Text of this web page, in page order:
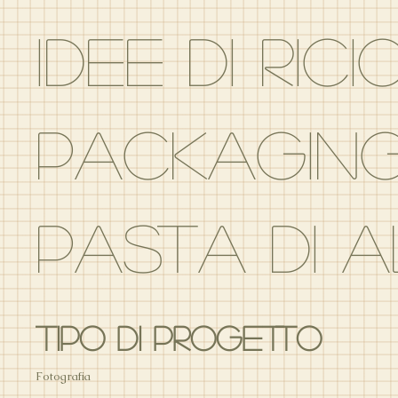
IDEE DI
PASTA DI
Tipo di progetto
Fotografia